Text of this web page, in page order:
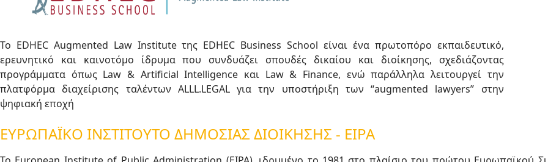
Το EDHEC Augmented Law Institute της EDHEC Business School είναι ένα πρωτοπόρο εκπαιδευτικό,
ερευνητικό και καινοτόμο ίδρυμα που συνδυάζει σπουδές δικαίου και διοίκησης, σχεδιάζοντας
προγράμματα όπως Law & Artificial Intelligence και Law & Finance, ενώ παράλληλα λειτουργεί την
πλατφόρμα διαχείρισης ταλέντων ALLL.LEGAL για την υποστήριξη των “augmented lawyers” στην
ψηφιακή εποχή
ΕΥΡΩΠΑΪΚΟ ΙΝΣΤΙΤΟΥΤΟ ΔΗΜΟΣΙΑΣ ΔΙΟΙΚΗΣΗΣ - EIPA